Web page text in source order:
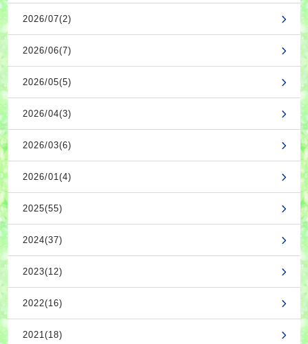
2026/07(2)
2026/06(7)
2026/05(5)
2026/04(3)
2026/03(6)
2026/01(4)
2025(55)
2024(37)
2023(12)
2022(16)
2021(18)